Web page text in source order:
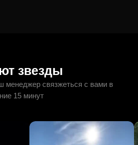
звезды
менеджер связжеться с вами в
15 минут